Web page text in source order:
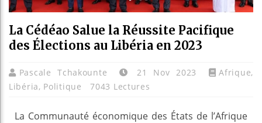
La Cédéao Salue la Réussite Pacifique
des Élections au Libéria en 2023
Pascale Tchakounte 21 Nov 2023 Afrique,
Libéria, Politique 7043 Lectures
La Communauté économique des États de l’Afrique